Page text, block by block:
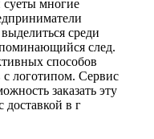
суеты многие
среди
след.
способов
с логотипом. Сервис
заказать эту
в г